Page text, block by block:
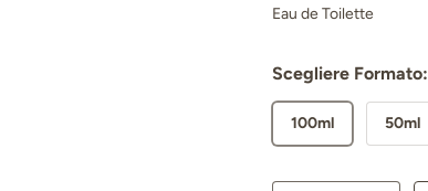
Eau de Toilette
Scegliere Formato:
100ml 50ml